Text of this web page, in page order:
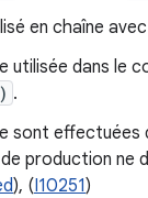
en chaîne avec
utilisée dans le
.
sont
production ne
), (I10251)